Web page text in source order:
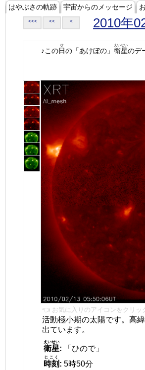
はやぶさの軌跡 宇宙からのメッセージ
<<< << < 2010年
♪この日
ひ
の「あけぼの」 衛星
えいせい
のデ
👈 お気に入りのアイコンをクリッ
活動極小期の太陽です。高
出ています。
衛星
えいせい
:
「ひので」
時刻
じこく
: 5時50分